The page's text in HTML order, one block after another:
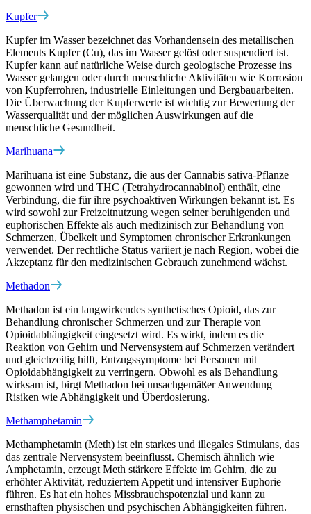
Kupfer
Kupfer im Wasser bezeichnet das Vorhandensein des metallischen
Elements Kupfer (Cu), das im Wasser gelöst oder suspendiert ist.
Kupfer kann auf natürliche Weise durch geologische Prozesse ins
Wasser gelangen oder durch menschliche Aktivitäten wie Korrosion
von Kupferrohren, industrielle Einleitungen und Bergbauarbeiten.
Die Überwachung der Kupferwerte ist wichtig zur Bewertung der
Wasserqualität und der möglichen Auswirkungen auf die
menschliche Gesundheit.
Marihuana
Marihuana ist eine Substanz, die aus der Cannabis sativa-Pflanze
gewonnen wird und THC (Tetrahydrocannabinol) enthält, eine
Verbindung, die für ihre psychoaktiven Wirkungen bekannt ist. Es
wird sowohl zur Freizeitnutzung wegen seiner beruhigenden und
euphorischen Effekte als auch medizinisch zur Behandlung von
Schmerzen, Übelkeit und Symptomen chronischer Erkrankungen
verwendet. Der rechtliche Status variiert je nach Region, wobei die
Akzeptanz für den medizinischen Gebrauch zunehmend wächst.
Methadon
Methadon ist ein langwirkendes synthetisches Opioid, das zur
Behandlung chronischer Schmerzen und zur Therapie von
Opioidabhängigkeit eingesetzt wird. Es wirkt, indem es die
Reaktion von Gehirn und Nervensystem auf Schmerzen verändert
und gleichzeitig hilft, Entzugssymptome bei Personen mit
Opioidabhängigkeit zu verringern. Obwohl es als Behandlung
wirksam ist, birgt Methadon bei unsachgemäßer Anwendung
Risiken wie Abhängigkeit und Überdosierung.
Methamphetamin
Methamphetamin (Meth) ist ein starkes und illegales Stimulans, das
das zentrale Nervensystem beeinflusst. Chemisch ähnlich wie
Amphetamin, erzeugt Meth stärkere Effekte im Gehirn, die zu
erhöhter Aktivität, reduziertem Appetit und intensiver Euphorie
führen. Es hat ein hohes Missbrauchspotenzial und kann zu
ernsthaften physischen und psychischen Abhängigkeiten führen.